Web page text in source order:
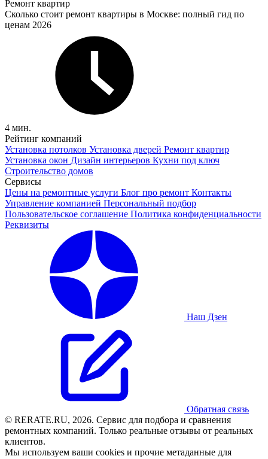
Ремонт квартир
Сколько стоит ремонт квартиры в Москве: полный гид по
ценам 2026
4 мин.
Рейтинг компаний
Установка потолков Установка дверей Ремонт квартир
Установка окон Дизайн интерьеров Кухни под ключ
Строительство домов
Сервисы
Цены на ремонтные услуги Блог про ремонт Контакты
Управление компанией Персональный подбор
Пользовательское соглашение Политика конфиденциальности
Реквизиты
Наш Дзен
Обратная связь
© RERATE.RU, 2026. Сервис для подбора и сравнения
ремонтных компаний. Только реальные отзывы от реальных
клиентов.
Мы используем ваши cookies и прочие метаданные для